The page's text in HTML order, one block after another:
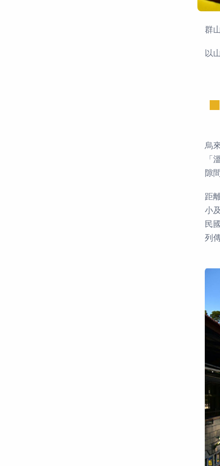
群
以
烏
「
隙
距
小
民
列